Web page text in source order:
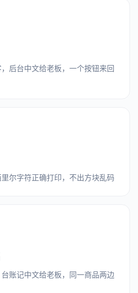
后台中文给老板，一个按钮来回
尔字符正确打印，不出方块乱码
账记中文给老板，同一商品两边